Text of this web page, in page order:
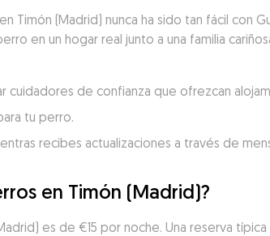
Timón (Madrid) nunca ha sido tan fácil con
en un hogar real junto a una familia
cuidadores de confianza que ofrezcan
tu perro.
recibes actualizaciones a través de
en Timón (Madrid)?
es de €15 por noche. Una reserva